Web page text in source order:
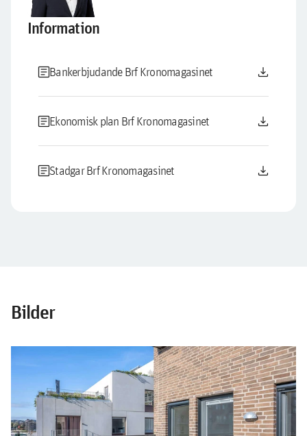
Information
articleBankerbjudande Brf Kronomagasinet download
articleEkonomisk plan Brf Kronomagasinet download
articleStadgar Brf Kronomagasinet download
Bilder